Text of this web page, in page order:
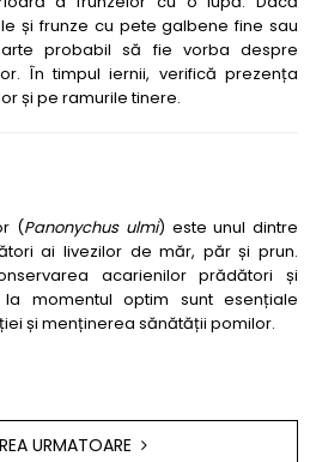
și frunze cu pete galbene fine sau
probabil să fie vorba despre
În timpul iernii, verifică prezența
și pe ramurile tinere.
(Panonychus ulmi) este unul dintre
ai livezilor de măr, păr și prun.
acarienilor prădători și
momentul optim sunt esențiale
și menținerea sănătății pomilor.
URMATOARE